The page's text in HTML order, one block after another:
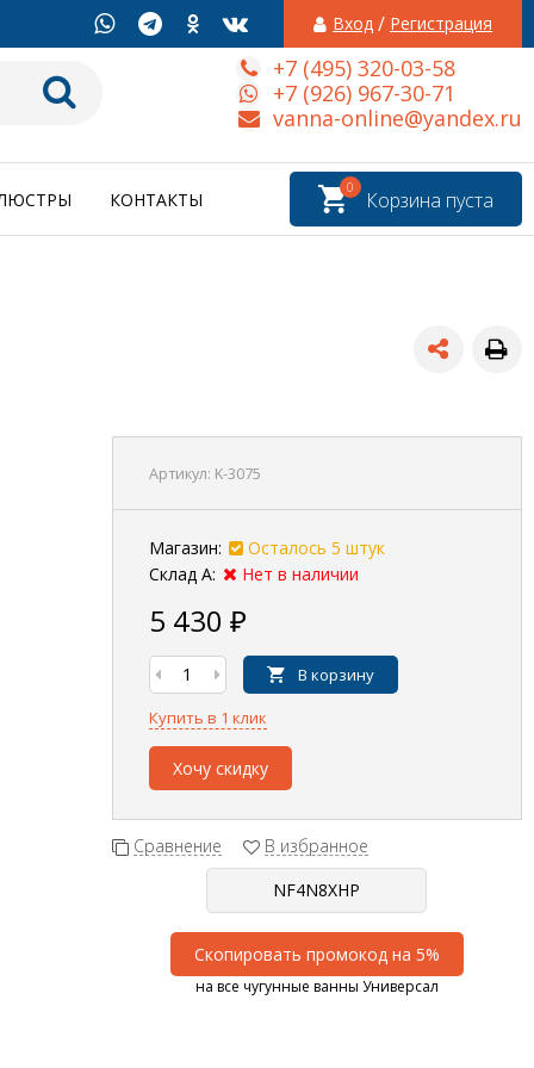
Вход / Регистрация
+7 (495) 320-03-58
+7 (926) 967-30-71
vanna-online@yandex.ru
Корзина пуста
0
КОНТАКТЫ
Артикул: K-3075
Магазин:
Осталось 5 штук
Склад А:
Нет в наличии
5 430 ₽
В корзину
Купить в 1 клик
Хочу скидку
Сравнение В избранное
Скопировать промокод на 5%
на все чугунные ванны Универсал